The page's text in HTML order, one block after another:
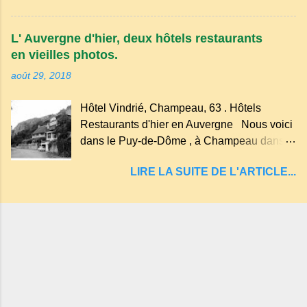
arboré.
Tazenat ou Tazanat, il est le premier et le
plus au nord de la Chaîne des Puys qui en
compte près de soixante. En Auvergne
"sans fond" et en forme d'entonnoir
entraînant vers les entrailles de la terre, les
malheureux qui s'approchaient trop de
L' Auvergne d'hier, deux hôtels restaurants
en vieilles photos.
août 29, 2018
Hôtel Vindrié, Champeau, 63 . Hôtels
Restaurants d'hier en Auvergne Nous voici
dans le Puy-de-Dôme , à Champeau dans
Servant . L'Hôtel-Restaurant Vindrié était
son jambon de pays et son poulet cocotte,
LIRE LA SUITE DE L'ARTICLE...